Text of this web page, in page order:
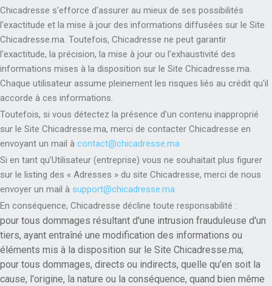
Chicadresse s'efforce d'assurer au mieux de ses possibilités
l'exactitude et la mise à jour des informations diffusées sur le Site
Chicadresse.ma. Toutefois, Chicadresse ne peut garantir
l'exactitude, la précision, la mise à jour ou l'exhaustivité des
informations mises à la disposition sur le Site Chicadresse.ma.
Chaque utilisateur assume pleinement les risques liés au crédit qu'il
accorde à ces informations.
Toutefois, si vous détectez la présence d'un contenu inapproprié
sur le Site Chicadresse.ma, merci de contacter Chicadresse en
envoyant un mail à contact@chicadresse.ma
Si en tant qu’Utilisateur (entreprise) vous ne souhaitait plus figurer
sur le listing des « Adresses » du site Chicadresse, merci de nous
envoyer un mail à support@chicadresse.ma
En conséquence, Chicadresse décline toute responsabilité :
pour tous dommages résultant d'une intrusion frauduleuse d'un
tiers, ayant entraîné une modification des informations ou
éléments mis à la disposition sur le Site Chicadresse.ma;
pour tous dommages, directs ou indirects, quelle qu'en soit la
cause, l'origine, la nature ou la conséquence, quand bien même